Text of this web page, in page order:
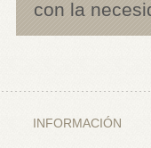
con la
INFORMACIÓN